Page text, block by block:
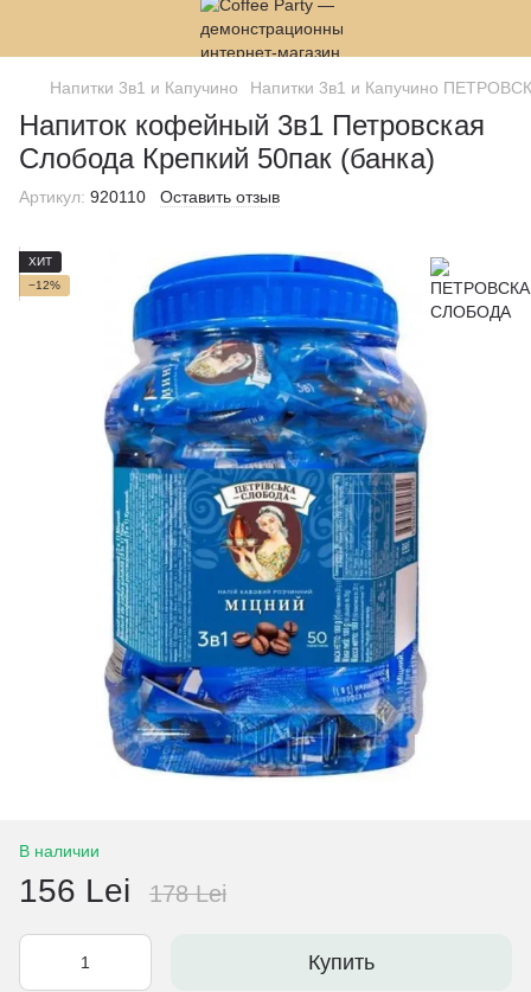
Напитки 3в1 и Капучино Напитки 3в1 и Капучино
Напиток кофейный 3в1 Петровская
Слобода Крепкий 50пак (банка)
Артикул: 920110 Оставить отзыв
ХИТ
−12%
В наличии
156 Lei 178 Lei
Купить